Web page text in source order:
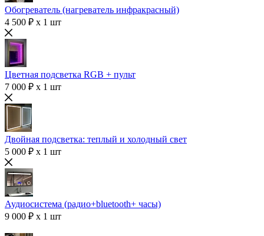
Обогреватель (нагреватель инфракрасный)
4 500 ₽ x 1 шт
Цветная подсветка RGB + пульт
7 000 ₽ x 1 шт
Двойная подсветка: теплый и холодный свет
5 000 ₽ x 1 шт
Аудиосистема (радио+bluetooth+ часы)
9 000 ₽ x 1 шт